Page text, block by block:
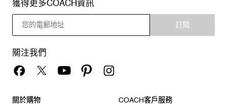
獲得更多COACH資訊
訂閱
關注我們
關於購物 COACH客戶服務